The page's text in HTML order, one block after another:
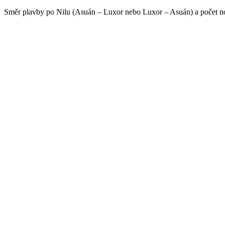
Směr plavby po Nilu (Asuán – Luxor nebo Luxor – Asuán) a počet